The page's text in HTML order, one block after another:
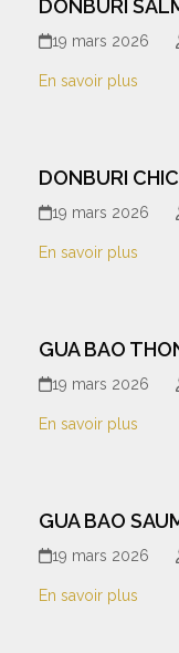
DONBURI
19 mars 2026
En savoir plus
DONBURI
19 mars 2026
En savoir plus
GUA BAO
19 mars 2026
En savoir plus
GUA BAO
19 mars 2026
En savoir plus